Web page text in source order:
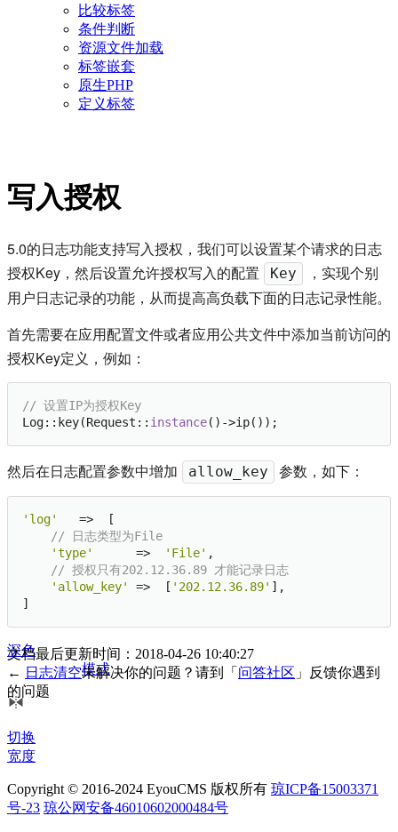
比较标签
条件判断
资源文件加载
标签嵌套
原生PHP
定义标签
写入授权
5.0的日志功能支持写入授权，我们可以设置某个请求的日志
授权Key，然后设置允许授权写入的配置
Key
，实现个别
用户日志记录的功能，从而提高高负载下面的日志记录性能。
首先需要在应用配置文件或者应用公共文件中添加当前访问的
授权Key定义，例如：
// 设置IP为授权Key
Log::key(Request:: instance
然后在日志配置参数中增加 allow_key 参数，如下：
'log'
   =>  [
// 日志类型为File
'type'
      =>
'File' ,
// 授权只有202.12.36.89 才能记录日志
'allow_key'
=>  [ '202.12.36.89' ],
]
文档最后更新时间：2018-04-26 10:40:27
← 日志清空未解决你的问题？请到「 问答社区 」反馈你遇到
的问题
深色
模式
切换
宽度
Copyright © 2016-2024 EyouCMS 版权所有 琼ICP备15003371
号-23 琼公网安备46010602000484号